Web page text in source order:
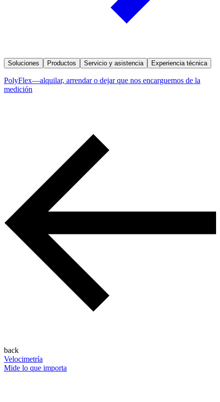
Soluciones Productos Servicio y asistencia Experiencia técnica
PolyFlex—alquilar, arrendar o dejar que nos encarguemos de la
medición
back
Velocimetría
Mide lo que importa